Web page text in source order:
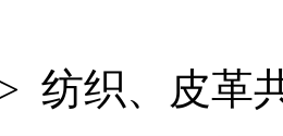
纺织、皮革